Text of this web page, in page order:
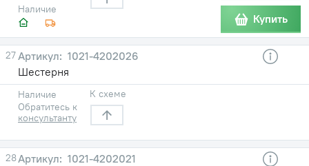
Наличие
Купить
27
1021-4202026
Шестерня
Наличие
Обратитесь к
консультанту
К схеме
28
1021-4202021